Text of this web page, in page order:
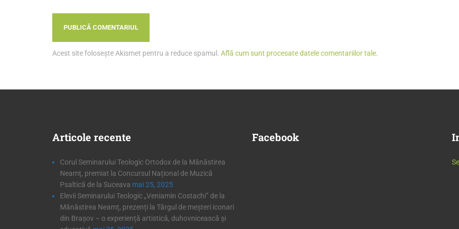
Acest site folosește Akismet pentru a reduce spamul. Află cum sunt procesate datele comentariilor tale.
Articole recente
Corul Seminarului Teologic Ortodox de la Mănăstirea
Neamț, premiat la Concursul Național de Muzică
Psaltică de la Suceava mai 25, 2025
Elevii Seminarului Teologic „Veniamin Costachi” de la
Mănăstirea Neamț, prezenți la Târgul de meșteri iconari
din Brașov – o experiență artistică, duhovnicească și
Facebook